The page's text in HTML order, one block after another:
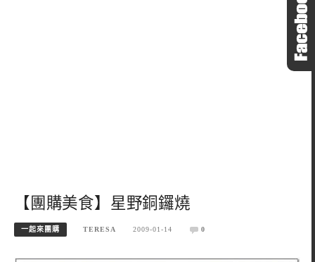
【團購美食】星野銅鑼燒
一起來團購 TERESA 2009-01-14 0